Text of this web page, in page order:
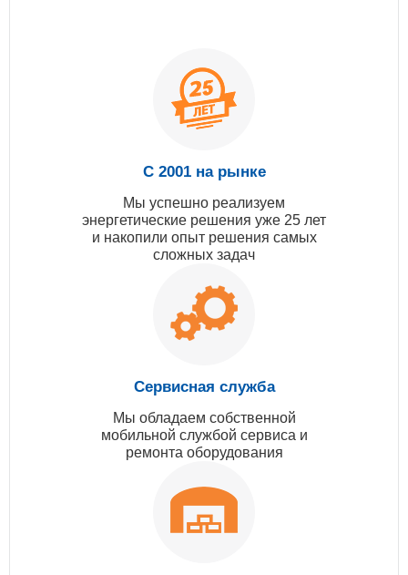
С 2001 на рынке
Мы успешно реализуем
энергетические решения уже 25 лет
и накопили опыт решения самых
сложных задач
Сервисная служба
Мы обладаем собственной
мобильной службой сервиса и
ремонта оборудования